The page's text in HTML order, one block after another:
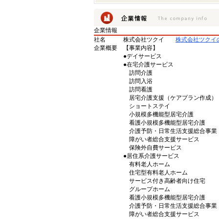
企業情報
社名
株式会社ツクイ
株式会社ツクイ
企業概要
【事業内容】
●デイサービス
●在宅介護サービス
訪問介護
訪問入浴
訪問看護
居宅介護支援（ケアプラン作成）
ショートステイ
小規模多機能型居宅介護
看護小規模多機能型居宅介護
介護予防・日常生活支援総合事業
障がい者総合支援サービス
保険外自費サービス
●居住系介護サービス
有料老人ホーム
住宅型有料老人ホーム
サービス付き高齢者向け住宅
グループホーム
看護小規模多機能型居宅介護
介護予防・日常生活支援総合事業
障がい者総合支援サービス